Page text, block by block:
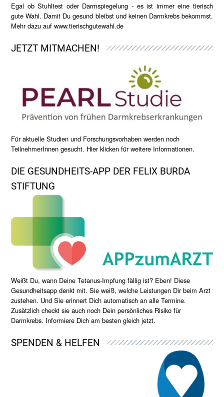
Egal ob Stuhltest oder Darmspiegelung - es ist immer eine tierisch
gute Wahl. Damit Du gesund bleibst und keinen Darmkrebs bekommst.
Mehr dazu aufwww.tierischgutewahl.de
JETZT MITMACHEN!
Für aktuelle Studien und Forschungsvorhaben werden noch
TeilnehmerInnen gesucht. Hier klicken für weitere Informationen.
DIE GESUNDHEITS-APP DER FELIX BURDA
STIFTUNG
Weißt Du, wann Deine Tetanus-Impfung fällig ist? Eben! Diese
Gesundheitsapp denkt mit. Sie weiß, welche Leistungen Dir beim Arzt
zustehen. Und Sie erinnert Dich automatisch an alle Termine.
Zusätzlich checkt sie auch noch Dein persönliches Risiko für
Darmkrebs. Informiere Dich am besten gleich jetzt.
SPENDEN & HELFEN